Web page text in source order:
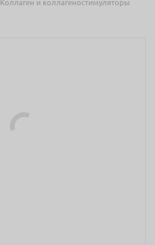
Коллаген и коллагеностимуляторы